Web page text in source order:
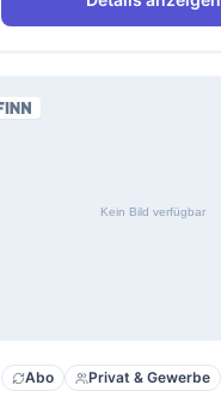
Abo Privat & Gewerbe